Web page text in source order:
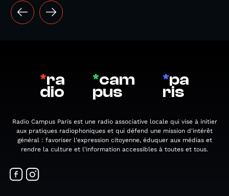
*ra
dio
*cam
pus
*pa
ris
Radio Campus Paris est une radio associative locale qui vise à initier
aux pratiques radiophoniques et qui défend une mission d'intérêt
général : favoriser l'expression citoyenne, éduquer aux médias et
rendre la culture et l'information accessibles à toutes et tous.